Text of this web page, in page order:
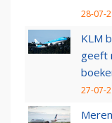
28-07-
KLM
geeft
27-07-